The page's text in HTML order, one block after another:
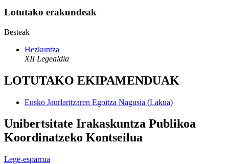
Lotutako erakundeak
Besteak
Hezkuntza
XII Legealdia
LOTUTAKO EKIPAMENDUAK
Eusko Jaurlaritzaren Egoitza Nagusia (Lakua)
Unibertsitate Irakaskuntza Publikoa
Koordinatzeko Kontseilua
Lege-esparrua